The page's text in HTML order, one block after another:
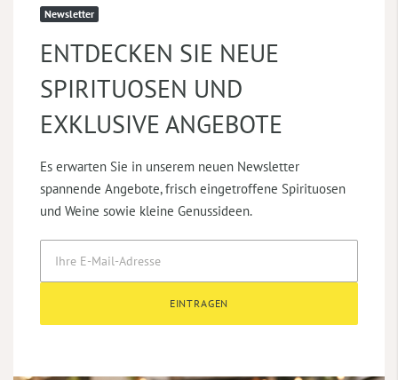
Newsletter
ENTDECKEN SIE NEUE
SPIRITUOSEN UND
EXKLUSIVE ANGEBOTE
Es erwarten Sie in unserem neuen Newsletter
spannende Angebote, frisch eingetroffene Spirituosen
und Weine sowie kleine Genussideen.
EINTRAGEN